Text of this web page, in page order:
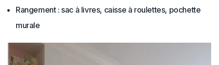
Rangement : sac à livres, caisse à roulettes, pochette
murale